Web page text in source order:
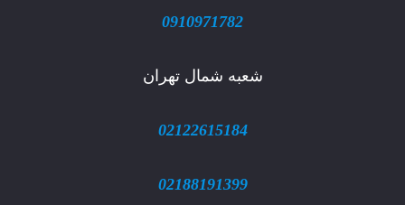
0910971782
شعبه شمال تهران
02122615184
02188191399